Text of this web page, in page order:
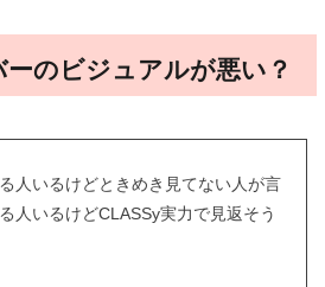
のビジュアルが悪い？
人いるけどときめき見てない人が言
人いるけどCLASSy実力で見返そう